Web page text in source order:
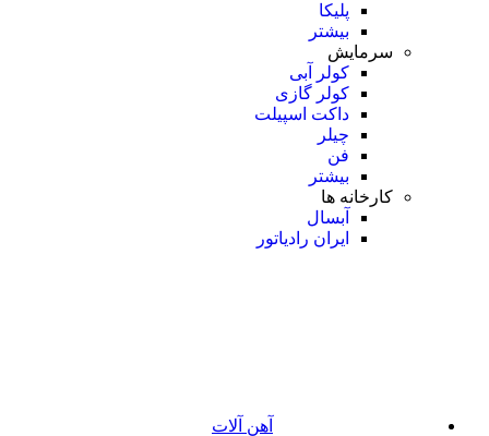
پلیکا
بیشتر
سرمایش
کولر آبی
کولر گازی
داکت اسپیلت
چیلر
فن
بیشتر
کارخانه ها
آبسال
ایران رادیاتور
آهن آلات